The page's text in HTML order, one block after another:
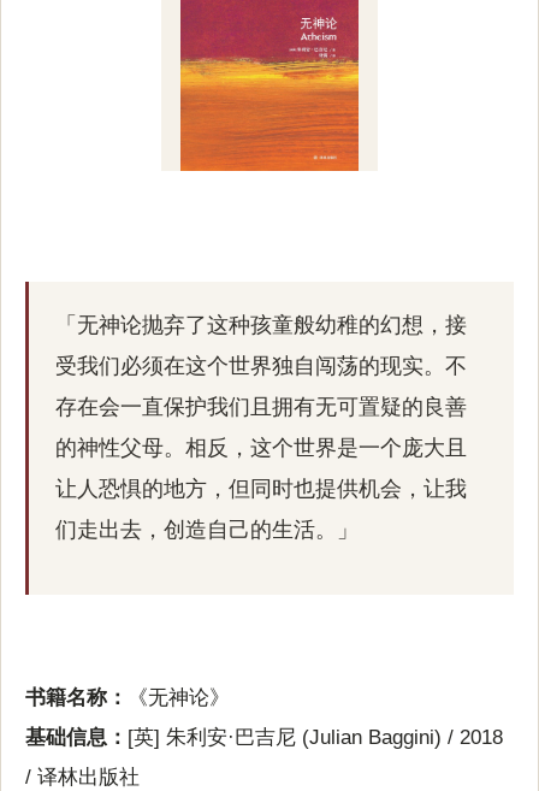
「无神论抛弃了这种孩童般幼稚的幻想，接
受我们必须在这个世界独自闯荡的现实。不
存在会一直保护我们且拥有无可置疑的良善
的神性父母。相反，这个世界是一个庞大且
让人恐惧的地方，但同时也提供机会，让我
们走出去，创造自己的生活。」
书籍名称：
《无神论》
基础信息： [英] 朱利安·巴吉尼 (Julian Baggini) / 2018
/ 译林出版社